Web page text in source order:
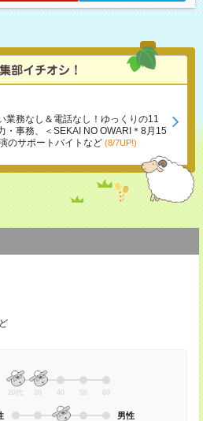
業務なし＆電話なし！ゆっくりの11
・事務、＜SEKAI NO OWARI＊8月15
のサポートバイトなど (8/7UP!)
20代 30 40 50 60
男性